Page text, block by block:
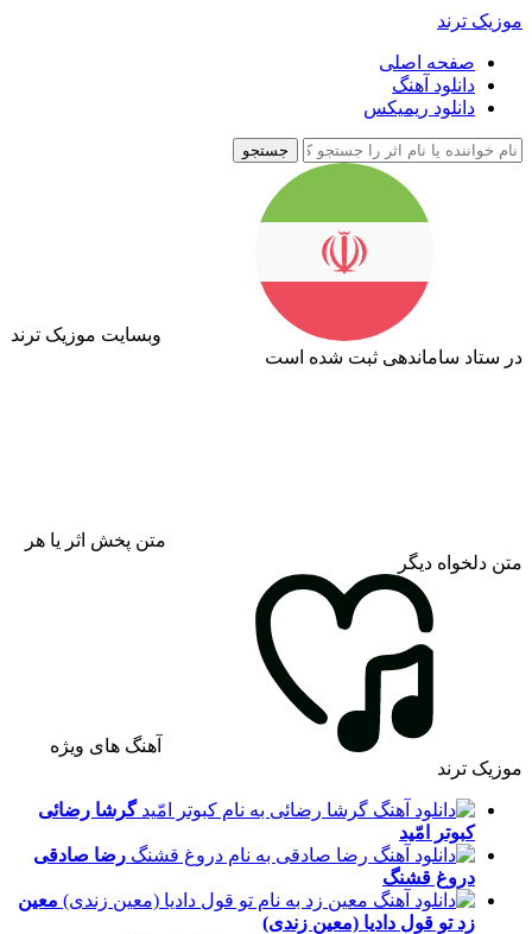
موزیک ترند
صفحه اصلی
دانلود آهنگ
دانلود ریمیکس
جستجو
وبسایت موزیک ترند
در ستاد ساماندهی ثبت شده است
متن پخش اثر یا هر
متن دلخواه دیگر
آهنگ های ویژه
موزیک ترند
گرشا رضائی
کبوتر امّید
رضا صادقی
دروغ قشنگ
معین
زدتو قول دادیا (معین زندی)